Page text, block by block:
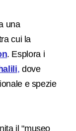
una
cui la
. Esplora i
, dove
e spezie
il "museo